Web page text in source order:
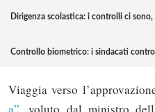
Dirigenza scolastica: i controlli ci sono,
Controllo biometrico: i sindacati contro
Viaggia verso
a”, voluto dal ministro